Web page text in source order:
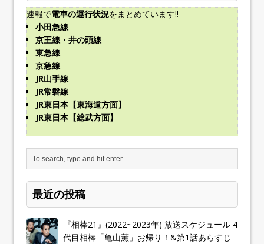
速報で電車の運行状況をまとめています!!
小田急線
京王線・井の頭線
東急線
京急線
JR山手線
JR常磐線
JR東日本【東海道方面】
JR東日本【総武方面】
最近の投稿
『相棒21』(2022~2023年) 放送スケジュール 4
代目相棒「亀山薫」お帰り！&第1話あらすじ